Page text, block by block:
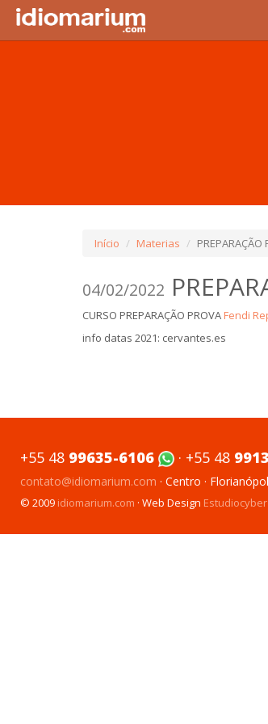
Início Materias PREPARAÇÃO
04/02/2022
CURSO PREPARAÇÃO PROVAFendi
info datas 2021: cervantes.es
+55 48 99635-6106 · +55 48
contato@idiomarium.com · Centro ·
© 2009 idiomarium.com · Web Design Estudiocyber